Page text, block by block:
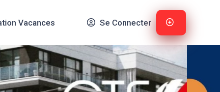
Vacances Se Connecter